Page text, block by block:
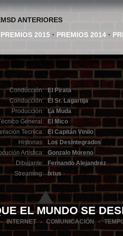
ANTERIORES
PREMIOS 2015· PREMIOS 2014·
Conducción:
Conducción:
Producción:
General:
Tecnica:
Historias:
Artística:
Dibujante:
Streaming:
El Pirata
El Sr. Lagartija
La Muda
El Mico
El Capitán Vinilo
Los Desintegrados
Gonzalo Moreno
Fernando Alejandrez
Ixtus
EL MUNDO SE
INTERNET - COMUNICACIÓN -